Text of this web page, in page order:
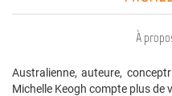
À
Australienne, auteure,
Michelle Keogh compte plus de